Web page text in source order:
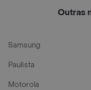
Outras
Samsung
Paulista
Motorola